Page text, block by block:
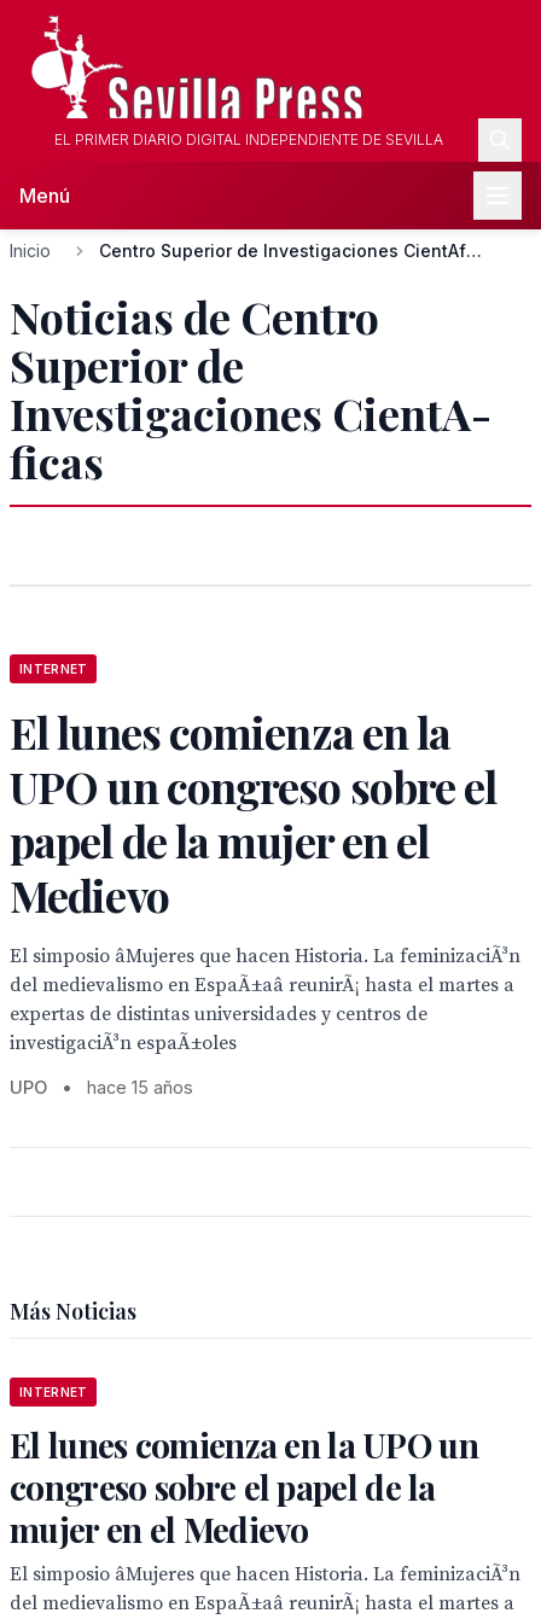
EL PRIMER DIARIO DIGITAL INDEPENDIENTE DE SEVILLA
Menú
Inicio Centro Superior de Investigaciones CientA­ficas
Noticias de Centro
Superior de
Investigaciones CientA­
ficas
INTERNET
El lunes comienza en la
UPO un congreso sobre el
papel de la mujer en el
Medievo
El simposio âMujeres que hacen Historia. La feminizaciÃ³n
del medievalismo en EspaÃ±aâ reunirÃ¡ hasta el martes a
expertas de distintas universidades y centros de
investigaciÃ³n espaÃ±oles
UPO • hace 15 años
Más Noticias
INTERNET
El lunes comienza en la UPO un
congreso sobre el papel de la
mujer en el Medievo
El simposio âMujeres que hacen Historia. La feminizaciÃ³n
del medievalismo en EspaÃ±aâ reunirÃ¡ hasta el martes a